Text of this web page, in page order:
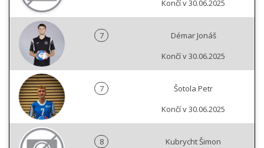
Končí v 30.06.2025
7
Démar Jonáš
Končí v 30.06.2025
7
Šotola Petr
Končí v 30.06.2025
8
Kubrycht Šimon